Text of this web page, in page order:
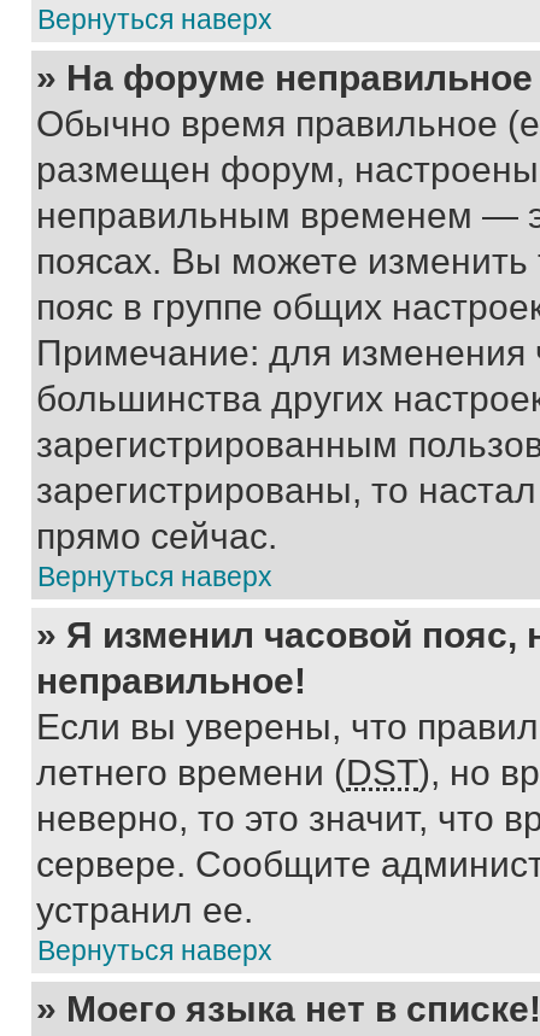
Вернуться наверх
» На форуме
Обычно время правильное
размещен форум, настроены
неправильным временем —
поясах. Вы можете изменить
пояс в группе общих
Примечание: для изменения
большинства других
зарегистрированным
зарегистрированы, то
прямо сейчас.
Вернуться наверх
» Я изменил часовой пояс,
неправильное!
Если вы уверены, что
летнего времени (DST), но
неверно, то это значит, что
сервере. Сообщите
устранил ее.
Вернуться наверх
» Моего языка нет в списке!